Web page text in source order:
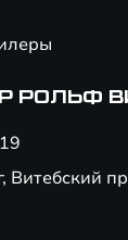
РОЛЬФ
Витебский